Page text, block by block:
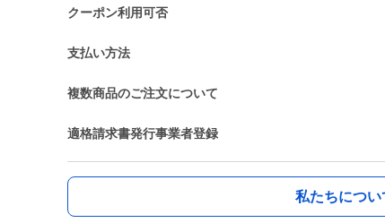
クーポン利用可否
支払い方法
複数商品のご注文について
適格請求書発行事業者登録
私たちについ